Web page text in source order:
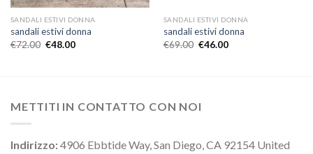
SANDALI ESTIVI DONNA
sandali estivi donna
€72.00 €48.00
SANDALI ESTIVI DONNA
sandali estivi donna
€69.00 €46.00
METTITI IN CONTATTO CON NOI
Indirizzo:4906 Ebbtide Way, San Diego, CA 92154 United